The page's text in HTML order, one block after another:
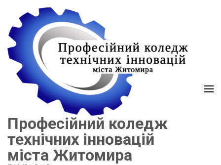
вмісту
(натисніть
Enter)
Професійний коледж
технічних інновацій
міста Житомира